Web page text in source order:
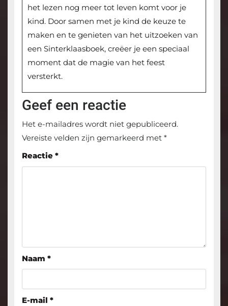
het lezen nog meer tot leven komt voor je
kind. Door samen met je kind de keuze te
maken en te genieten van het uitzoeken van
een Sinterklaasboek, creëer je een speciaal
moment dat de magie van het feest
versterkt.
Geef een reactie
Het e-mailadres wordt niet gepubliceerd.
Vereiste velden zijn gemarkeerd met *
Reactie *
Naam *
E-mail *